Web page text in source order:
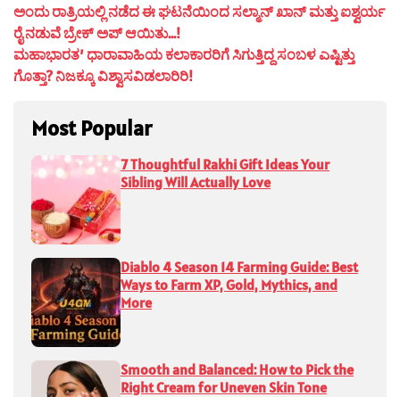
ಅಂದು ರಾತ್ರಿಯಲ್ಲಿ ನಡೆದ ಈ ಘಟನೆಯಿಂದ ಸಲ್ಮಾನ್ ಖಾನ್ ಮತ್ತು ಐಶ್ವರ್ಯ
ರೈ ನಡುವೆ ಬ್ರೇಕ್ ಅಪ್ ಆಯಿತು…!
ಮಹಾಭಾರತ’ ಧಾರಾವಾಹಿಯ ಕಲಾಕಾರರಿಗೆ ಸಿಗುತ್ತಿದ್ದ ಸಂಬಳ ಎಷ್ಟಿತ್ತು
ಗೊತ್ತಾ? ನಿಜಕ್ಕೂ ವಿಶ್ವಾಸವಿಡಲಾರಿರಿ!
Most Popular
7 Thoughtful Rakhi Gift Ideas Your
Sibling Will Actually Love
Diablo 4 Season 14 Farming Guide: Best
Ways to Farm XP, Gold, Mythics, and
More
Smooth and Balanced: How to Pick the
Right Cream for Uneven Skin Tone